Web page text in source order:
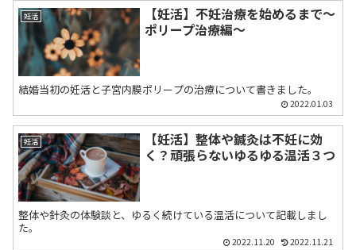
妊活
【妊活】不妊治療を始めるまで〜
ポリープ治療編〜
結婚当初の妊活と子宮内膜ポリープの治療について書きました。
2022.01.03
妊活
【妊活】整体や鍼灸は不妊に効
く？頑張らないゆるゆる温活３つ
整体や針灸の体験談と、ゆるく続けている温活について記載しまし
た。
2022.11.20 2022.11.21